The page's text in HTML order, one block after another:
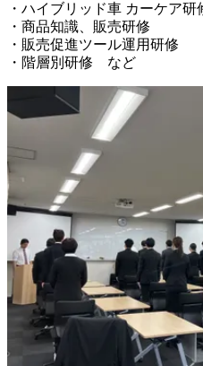
・ハイブリッド車 カーケア研
・商品知識、販売研修
・販売促進ツール運用研修
・階層別研修　など